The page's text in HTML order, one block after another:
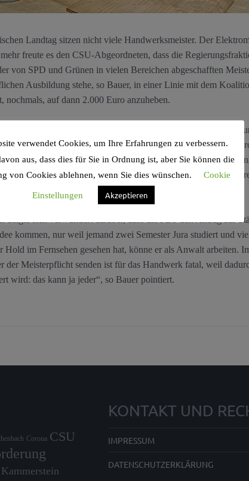
Landtag sitzen nicht viele Handwerksmeister. Der
freute es den CSU-Abgeordneten, dass die
von SPD und Grünen in vielen Bereichen abgeschafften
Ausbildung stehe, so Bauer, in einer Linie mit dem
nochmals, auf dann 2.000 Euro anzuheben.
denn dieser sei in allen Handwerksberufen sei für Kunden
des Wirtschaftsausschuss im Bayerischen Landtag Sandro
zum anderen sei dies vor dem Hintergrund der
und akademische Bildung gleichwertig seien und eine
möglich ist, erklärte Bauer.
zeigte sich verwundert darüber, dass die FDP den Antrag zur
kommen, nur weil jemand zwei Semester Jura studiert und
Hold im Fernsehen gesehen hat, könne er als Anwalt arbeiten.
der Meisterpflicht senden ist für das Handwerk fatal, weil
wird: das kann ja jeder“, so Bauer pointiert.
Corona CSU
Kammerstein
KONTAKT UND
IMPRESSUM
DATENSCHUTZERKLÄRUNG
verwendet Cookies, um Ihre Erfahrungen zu verbessern.
aus, dass dies für Sie in Ordnung ist, aber Sie können die
von Cookies ablehnen, wenn Sie dies wünschen.
Cookie
Einstellungen Akzeptieren